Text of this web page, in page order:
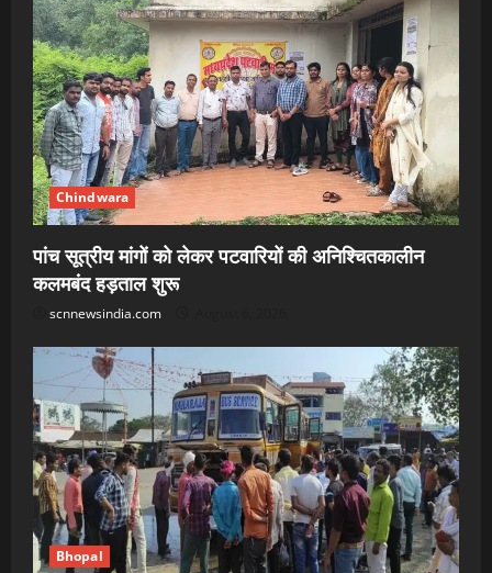
Chindwara
पांच सूत्रीय मांगों को लेकर पटवारियों की अनिश्चितकालीन
कलमबंद हड़ताल शुरू
scnnewsindia.com
Bhopal